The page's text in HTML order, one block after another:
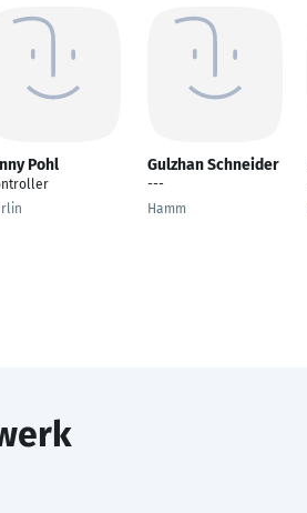
Pohl Gulzhan Schneider
---
Hamm